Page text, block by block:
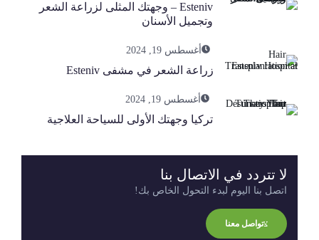
Esteniv – وجهتك المثلى لزراعة الشعر
وتجميل الأسنان
أغسطس 19, 2024
زراعة الشعر في مشفى Esteniv
أغسطس 19, 2024
تركيا وجهتك الأولى للسياحة العلاجية
لا تتردد في الاتصال بنا
اتصل بنا اليوم لبدء التحول الخاص بك!
تواصل معنا